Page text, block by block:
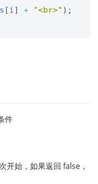
[ i] + "<br>" );
件
开始，如果返回 false，